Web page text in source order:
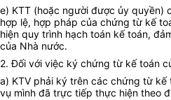
e) KTT (hoặc người được ủy quyền)
hợp lệ, hợp pháp của chứng từ kế
hiện quy trình hạch toán kế toán,
của Nhà nước.
2. Đối với việc ký chứng từ kế toán
a) KTV phải ký trên các chứng từ kế
vụ mình đã trực tiếp thực hiện theo